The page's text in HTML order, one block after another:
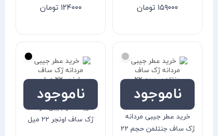
۱۵۹۰۰۰ تومان ۱۲۴۰۰۰ تومان
ناموجود
خرید عطر جیبی مردانه
ژک ساف جنتلمن حجم ۲۲
ناموجود
خرید عطر جیبی مردانه
ژک ساف اونجر ۲۲ میل